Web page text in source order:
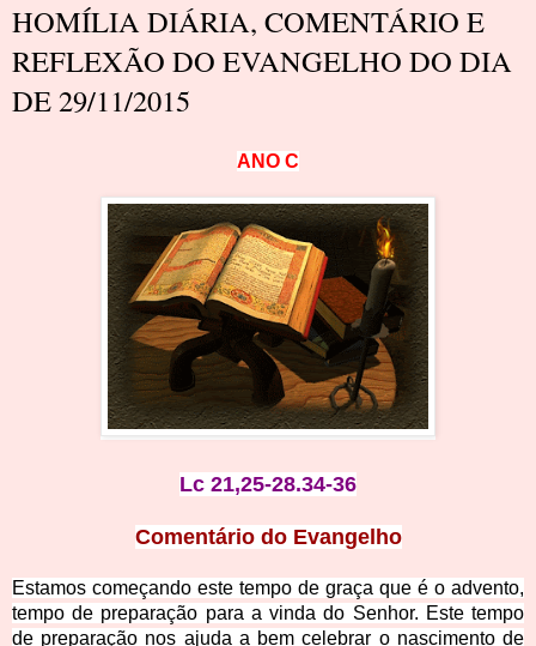
HOMÍLIA DIÁRIA, COMENTÁRIO E
REFLEXÃO DO EVANGELHO DO DIA
DE 29/11/2015
ANO C
Lc 21,25-28.34-36
Comentário do Evangelho
Estamos começando este tempo de graça que é o advento,
tempo de preparação para a vinda do Senhor. Este tempo
de preparação nos ajuda a bem celebrar o nascimento de